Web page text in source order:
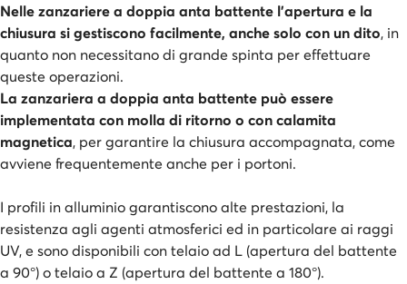
Nelle zanzariere a doppia anta battente l'apertura e la
chiusura si gestiscono facilmente, anche solo con un dito, in
quanto non necessitano di grande spinta per effettuare
queste operazioni.
La zanzariera a doppia anta battente può essere
implementata con molla di ritorno o con calamita
magnetica, per garantire la chiusura accompagnata, come
avviene frequentemente anche per i portoni.
I profili in alluminio garantiscono alte prestazioni, la
resistenza agli agenti atmosferici ed in particolare ai raggi
UV, e sono disponibili con telaio ad L (apertura del battente
a 90°) o telaio a Z (apertura del battente a 180°).